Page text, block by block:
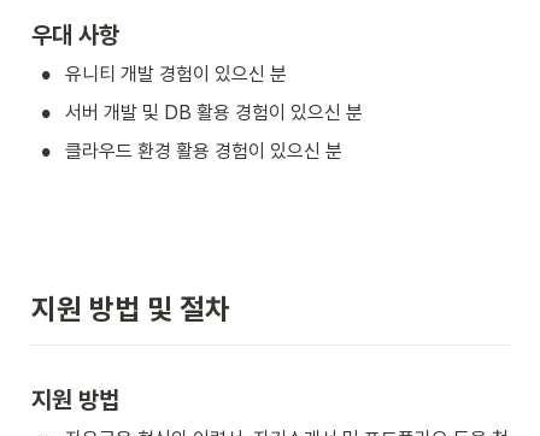
우대 사항
• 유니티 개발 경험이 있으신 분
• 서버 개발 및 DB 활용 경험이 있으신 분
• 클라우드 환경 활용 경험이 있으신 분
지원 방법 및 절차
지원 방법